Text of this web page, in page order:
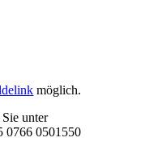
möglich.
unter
0766 0501550